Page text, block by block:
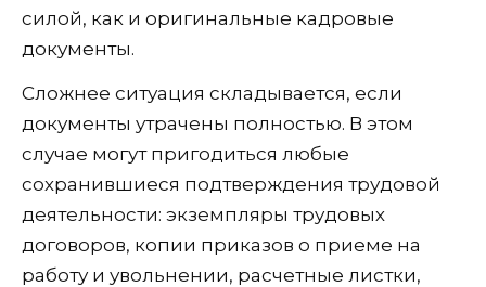
силой, как и оригинальные кадровые
документы.
Сложнее ситуация складывается, если
документы утрачены полностью. В этом
случае могут пригодиться любые
сохранившиеся подтверждения трудовой
деятельности: экземпляры трудовых
договоров, копии приказов о приеме на
работу и увольнении, расчетные листки,